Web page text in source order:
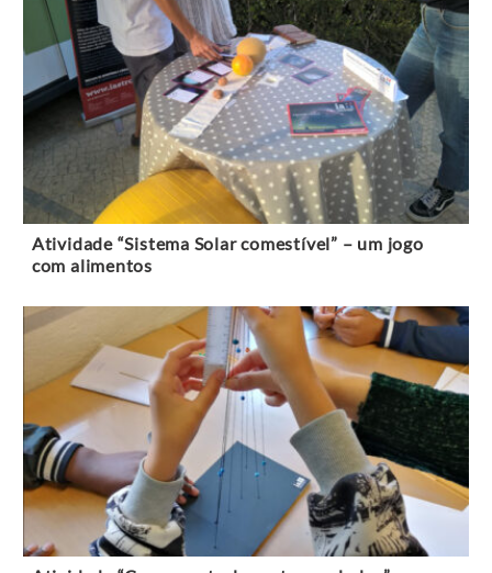
Atividade “Sistema Solar comestível” – um jogo
com alimentos